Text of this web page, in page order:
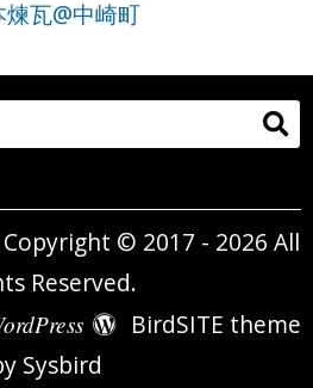
煉瓦@中崎町
Copyright © 2017 - 2026 All
Reserved.
BirdSITE theme
Sysbird